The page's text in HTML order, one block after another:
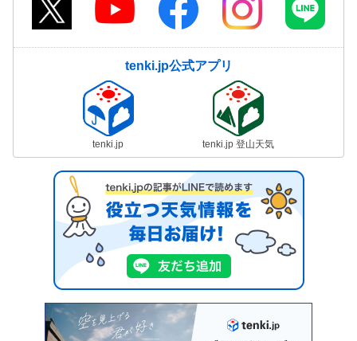
tenki.jp公式アプリ
tenki.jp tenki.jp 登山天気